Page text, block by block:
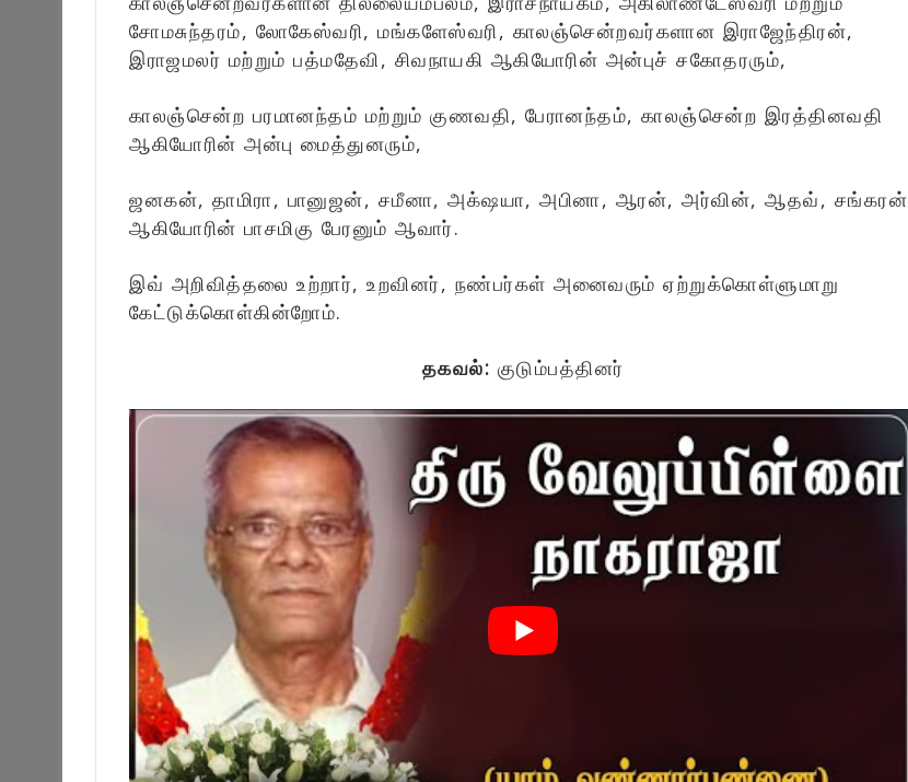
சோமசுந்தரம், லோகேஸ்வரி, மங்களேஸ்வரி, காலஞ்சென்றவர்களான இராஜேந்திரன்,
இராஜமலர் மற்றும் பத்மதேவி, சிவநாயகி ஆகியோரின் அன்புச் சகோதரரும்,
காலஞ்சென்ற பரமானந்தம் மற்றும் குணவதி, பேரானந்தம், காலஞ்சென்ற இரத்தினவதி
ஆகியோரின் அன்பு மைத்துனரும்,
ஜனகன், தாமிரா, பானுஜன், சமீனா, அக்‌ஷயா, அபினா, ஆரன், அர்வின், ஆதவ், சங்கரன்
ஆகியோரின் பாசமிகு பேரனும் ஆவார்.
இவ் அறிவித்தலை உற்றார், உறவினர், நண்பர்கள் அனைவரும் ஏற்றுக்கொள்ளுமாறு
கேட்டுக்கொள்கின்றோம்.
தகவல்: குடும்பத்தினர்